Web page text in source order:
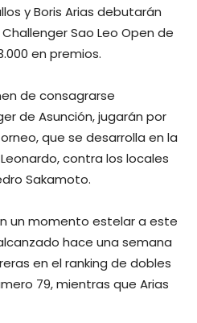
y Boris Arias debutarán
Sao Leo Open de
en premios.
de consagrarse
de Asunción, jugarán por
que se desarrolla en la
contra los locales
Sakamoto.
un momento estelar a este
hace una semana
en el ranking de dobles
79, mientras que Arias